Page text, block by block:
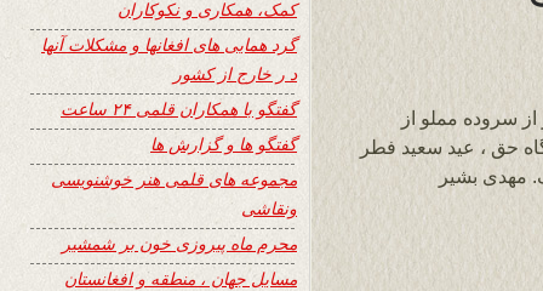
سروده مملو از
حق ، عید سعید فطر
مهدی بشیر
کمک، همکاری و نکوکاران
گرد همایی های افغانها و مشکلات آنها
د ر خارج از کشور
گفتگو با همکاران قلمی ۲۴ ساعت
گفتگو ها و گزارش ها
مجموعه های قلمی هنر خوشنویسی
ونقاشی
محرم ماه پیروزی خون بر شمشیر
مسایل جهان ، منطقه و افغانستان